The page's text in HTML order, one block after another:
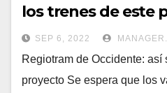
los trenes de este
SEP 6, 2022
Regiotram de Occidente: así
proyecto Se espera que los